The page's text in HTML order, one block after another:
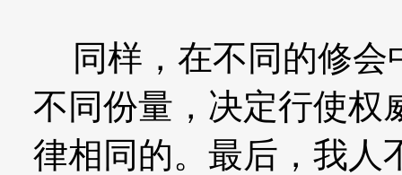
同样，在不同的修会
不同份量，决定行使权
律相同的。最后，我人